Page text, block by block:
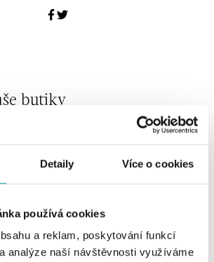
Detaily Více o cookies
používá cookies
a reklam, poskytování funkcí
analýze naší návštěvnosti využíváme
butiky